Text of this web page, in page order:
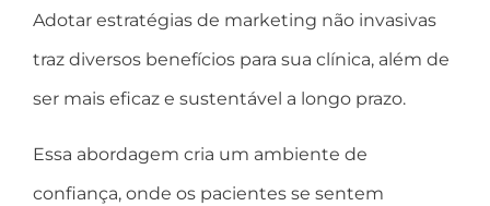
Adotar estratégias de marketing não invasivas
traz diversos benefícios para sua clínica, além de
ser mais eficaz e sustentável a longo prazo.
Essa abordagem cria um ambiente de
confiança, onde os pacientes se sentem